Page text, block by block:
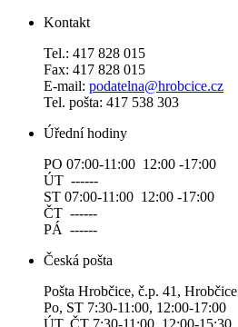
Kontakt
Tel.: 417 828 015
Fax: 417 828 015
E-mail: podatelna@hrobcice.cz
Tel. pošta: 417 538 303
Úřední hodiny
PO 07:00-11:00 12:00 -17:00
ÚT ------
ST 07:00-11:00 12:00 -17:00
ČT ------
PÁ ------
Česká pošta
Pošta Hrobčice, č.p. 41, Hrobčice
Po, ST 7:30-11:00, 12:00-17:00
ÚT, ČT 7:30-11:00, 12:00-15:30